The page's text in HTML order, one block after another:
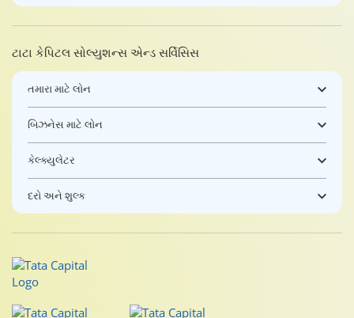
ટાટા કેપિટલ સોલ્યુશન્સ એન્ડ સર્વિસિસ
તમારા માટે લોન
બિઝનેસ માટે લોન
કેલ્ક્યુલેટર
દરો અને શુલ્ક